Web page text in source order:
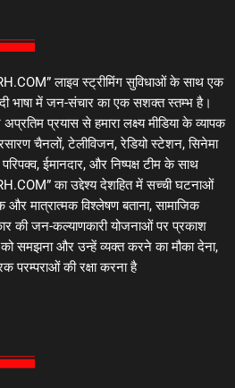
लाइव स्ट्रीमिंग सुविधाओं के साथ एक
भाषा में जन-संचार का एक सशक्त स्तम्भ है।
प्रयास से हमारा लक्ष्य मीडिया के व्यापक
चैनलों, टेलीविजन, रेडियो स्टेशन, सिनेमा
ईमानदार, और निष्पक्ष टीम के साथ
का उद्देश्य देशहित में सच्ची घटनाओं
मात्रात्मक विश्लेषण बताना, सामाजिक
की जन-कल्याणकारी योजनाओं पर प्रकाश
को समझना और उन्हें व्यक्त करने का मौका देना,
परम्पराओं की रक्षा करना है